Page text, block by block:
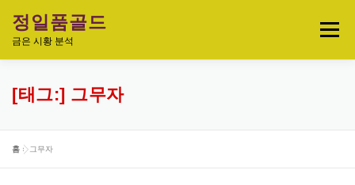
정일품골드
금은 시황 분석
메뉴
실시간 국제 금·은 시세 & 금은비율
오늘의 금은시세 분석
[태그:] 그무자
홈 »그무자